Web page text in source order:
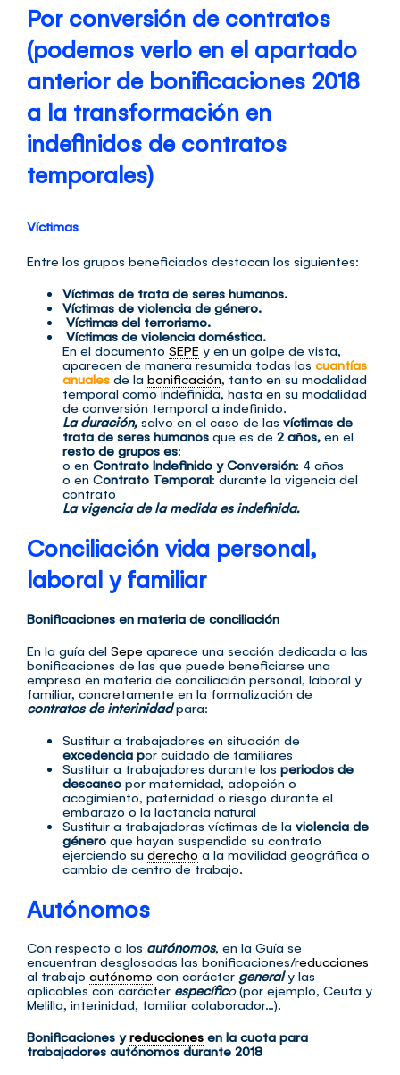
Por conversión de contratos
(podemos verlo en el apartado
anterior de bonificaciones 2018
a la transformación en
indefinidos de contratos
temporales)
Víctimas
Entre los grupos beneficiados destacan los siguientes:
Víctimas de trata de seres humanos.
Víctimas de violencia de género.
Víctimas del terrorismo.
Víctimas de violencia doméstica.
En el documento SEPE y en un golpe de vista,
aparecen de manera resumida todas las cuantías
anuales de la bonificación, tanto en su modalidad
temporal como indefinida, hasta en su modalidad
de conversión temporal a indefinido.
La duración, salvo en el caso de las víctimas de
trata de seres humanos que es de 2 años, en el
resto de grupos es:
o en Contrato Indefinido y Conversión: 4 años
o en Contrato Temporal: durante la vigencia del
contrato
La vigencia de la medida es indefinida.
Conciliación vida personal,
laboral y familiar
Bonificaciones en materia de conciliación
En la guía del Sepe aparece una sección dedicada a las
bonificaciones de las que puede beneficiarse una
empresa en materia de conciliación personal, laboral y
familiar, concretamente en la formalización de
contratos de interinidadpara:
Sustituir a trabajadores en situación de
excedencia por cuidado de familiares
Sustituir a trabajadores durante los periodos de
descanso por maternidad, adopción o
acogimiento, paternidad o riesgo durante el
embarazo o la lactancia natural
Sustituir a trabajadoras víctimas de la violencia de
género que hayan suspendido su contrato
ejerciendo su derechoa la movilidad geográfica o
cambio de centro de trabajo.
Autónomos
Con respecto a los autónomos, en la Guía se
encuentran desglosadas las bonificaciones/reducciones
al trabajo autónomo con carácter generaly las
aplicables con carácter específico(por ejemplo, Ceuta y
Melilla, interinidad, familiar colaborador…).
Bonificaciones yreducciones en la cuota para
trabajadores autónomos durante 2018